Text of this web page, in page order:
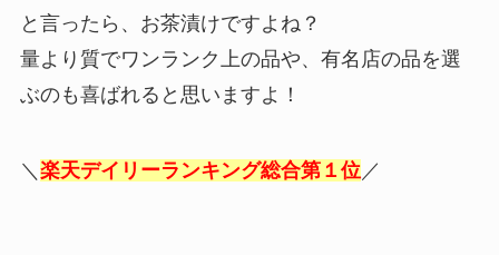
と言ったら、お茶漬けですよね？
量より質でワンランク上の品や、有名店の品を選
ぶのも喜ばれると思いますよ！
＼ 楽天デイリーランキング総合第１位／